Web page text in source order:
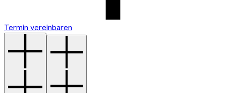
Termin vereinbaren